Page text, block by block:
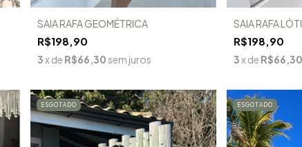
SAIA RAFA GEOMÉTRICA
R$198,90
3x de R$66,30 sem juros
SAIA RAFA
R$198,90
3x de R$66,30
ESGOTADO ESGOTADO